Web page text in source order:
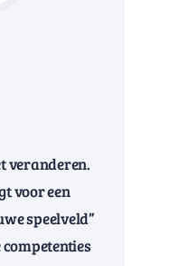
veranderen.
voor een
speelveld”